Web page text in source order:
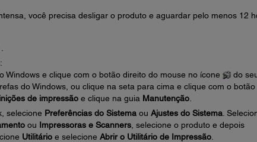
você precisa desligar o produto e aguardar pelo menos 12
Windows e clique com o botão direito do mouse no ícone
do
do Windows, ou clique na seta para cima e clique com o botão
de impressãoe clique na guia Manutenção.
selecione Preferências do Sistemaou Ajustes do Sistema.
ou Impressoras e Scanners, selecione o produto e depois
Utilitárioe selecione Abrir o Utilitário de Impressão.